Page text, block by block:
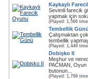
Kaykaylı
Sevimli farecik
yapmak için
(Played: 1,566
Tembellik
Çalışmaktan
tembellik
(Played: 1,449
Dobişko II
Meşhur ve
PACMAN,
butonun...
(Played: 1,799